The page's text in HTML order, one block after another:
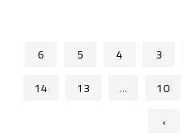
3
4
5
6
10
...
13
14
›